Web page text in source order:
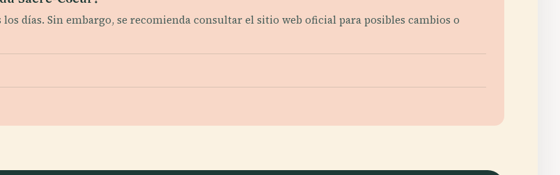
días. Sin embargo, se recomienda consultar el sitio web oficial para posibles cambios o